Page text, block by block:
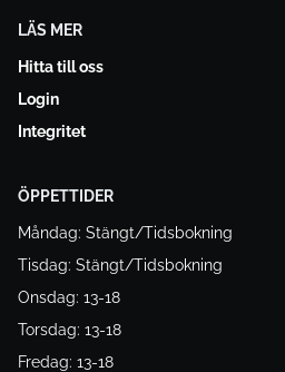
LÄS MER
Hitta till oss
Login
Integritet
ÖPPETTIDER
Måndag: Stängt/Tidsbokning
Tisdag: Stängt/Tidsbokning
Onsdag: 13-18
Torsdag: 13-18
Fredag: 13-18